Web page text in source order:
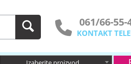
061/66-55-
KONTAKT